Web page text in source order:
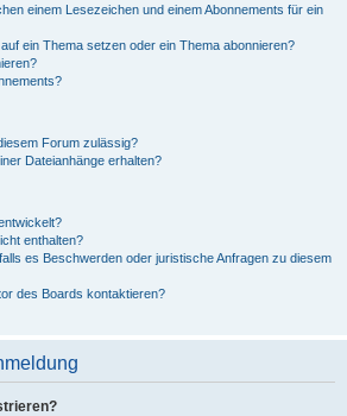
einem Lesezeichen und einem Abonnements für ein
ein Thema setzen oder ein Thema abonnieren?
Forum zulässig?
Dateianhänge erhalten?
enthalten?
es Beschwerden oder juristische Anfragen zu diesem
des Boards kontaktieren?